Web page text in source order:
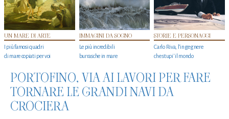
UN MARE DI ARTE
I più famosi quadri
di mare copiati per voi
IMMAGINI DA SOGNO
Le più incredibili
burrasche in mare
STORIE E PERSONAGGI
Carlo Riva, l’ingegnere
che stupi' il mondo
PORTOFINO, VIA AI LAVORI PER FARE
TORNARE LE GRANDI NAVI DA
CROCIERA